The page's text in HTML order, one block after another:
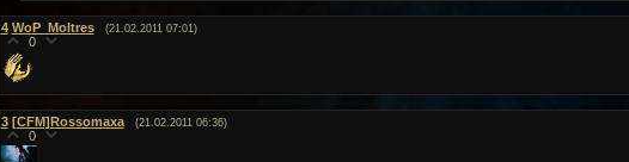
4 WoP_Moltres (21.02.2011 07:01)
0
3 [CFM]Rossomaxa (21.02.2011 06:36)
0